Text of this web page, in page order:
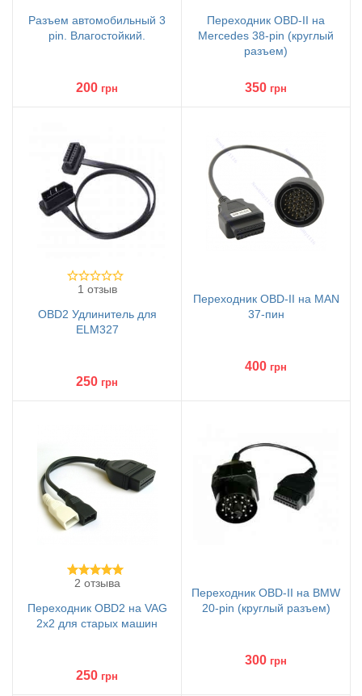
Разъем автомобильный 3
pin. Влагостойкий.
200 грн
Переходник OBD-II на
Mercedes 38-pin (круглый
разъем)
350 грн
1 отзыв
OBD2 Удлинитель для
ELM327
250 грн
Переходник OBD-II на MAN
37-пин
400 грн
2 отзыва
Переходник OBD2 на VAG
2x2 для старых машин
250 грн
Переходник OBD-II на BMW
20-pin (круглый разъем)
300 грн